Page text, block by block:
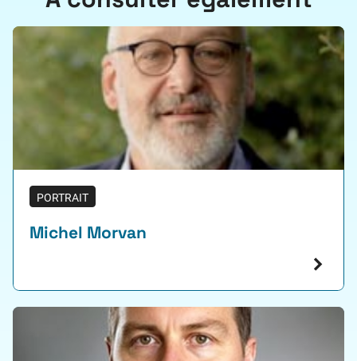
PORTRAIT
Michel Morvan